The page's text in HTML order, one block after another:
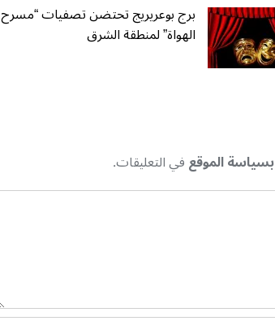
برج بوعريريج تحتضن تصفيات “مسرح
الهواة” لمنطقة الشرق
بسياسة الموقعفي التعليقات.